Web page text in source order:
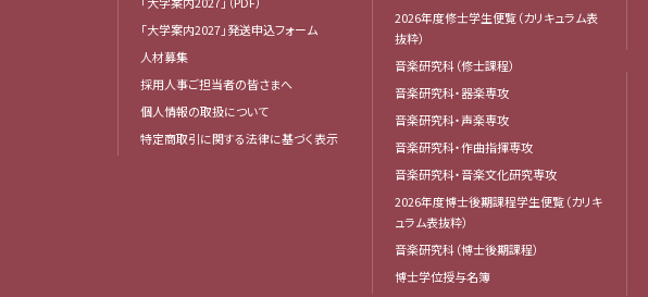
「大学案内2027」発送申込フォーム
人材募集
採用人事ご担当者の皆さまへ
個人情報の取扱について
特定商取引に関する法律に基づく表示
2026年度修士学生便覧（カリキュラム表
抜粋）
音楽研究科（修士課程）
音楽研究科・器楽専攻
音楽研究科・声楽専攻
音楽研究科・作曲指揮専攻
音楽研究科・音楽文化研究専攻
2026年度博士後期課程学生便覧（カリキ
ュラム表抜粋）
音楽研究科（博士後期課程）
博士学位授与名簿